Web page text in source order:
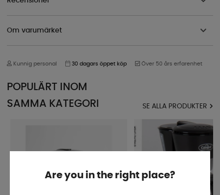
Om varumärket
Kunnig personal 30 dagars öppet köp Över 50 års erfarenhet
POPULÄRT INOM
SAMMA KATEGORI
SE ALLA PRODUKTER
Are you in the right place?